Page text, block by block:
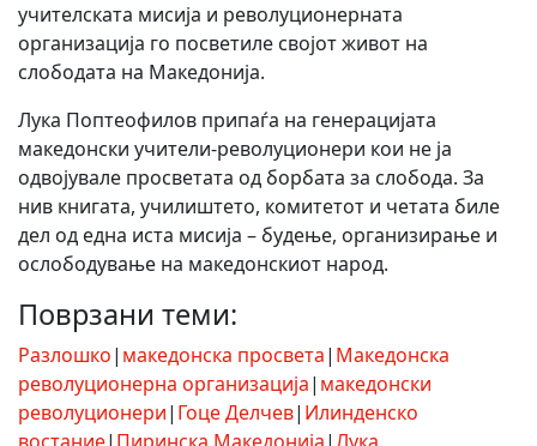
учителската мисија и револуционерната
организација го посветиле својот живот на
слободата на Македонија.
Лука Поптеофилов припаѓа на генерацијата
македонски учители-револуционери кои не ја
одвојувале просветата од борбата за слобода. За
нив книгата, училиштето, комитетот и четата биле
дел од една иста мисија – будење, организирање и
ослободување на македонскиот народ.
Поврзани теми:
Разлошко| македонска просвета| Македонска
револуционерна организација| македонски
револуционери| Гоце Делчев| Илинденско